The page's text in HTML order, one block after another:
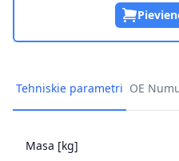
Tehniskie parametri OE
Masa [kg]